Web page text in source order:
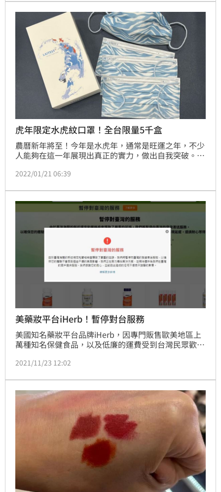
店立刻被秒殺。
虎年限定水虎紋口罩！全台限量5千盒
農曆新年將至！今年是水虎年，通常是旺運之年，不少
人能夠在這一年展現出真正的實力，做出自我突破。而
「水虎紋」醫療時尚口罩，以老虎身上的華麗皮毛戴出
搞的民眾人心惶惶，萊潔口罩大量生產N95醫療口罩，
改良久戴不舒適感。（實習編輯 許琬琦）
2022/01/21 06:39
美藥妝平台iHerb！暫停對台服務
美國知名藥妝平台品牌iHerb，因專門販售歐美地區上
萬種知名保健食品，以及低廉的運費受到台灣民眾歡
務，讓許多粉絲感到錯愕。
2021/11/23 12:02